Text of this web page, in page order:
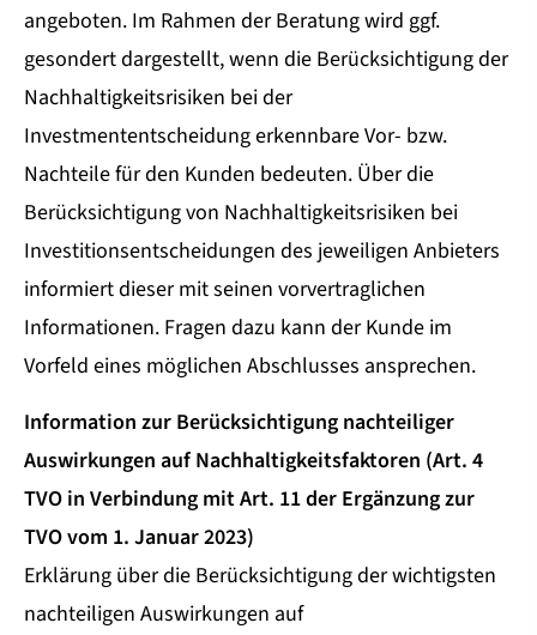
angeboten. Im Rahmen der Beratung wird ggf.
gesondert dargestellt, wenn die Berücksichtigung der
Nachhaltigkeitsrisiken bei der
Investmententscheidung erkennbare Vor- bzw.
Nachteile für den Kunden bedeuten. Über die
Berücksichtigung von Nachhaltigkeitsrisiken bei
Investitionsentscheidungen des jeweiligen Anbieters
informiert dieser mit seinen vorvertraglichen
Informationen. Fragen dazu kann der Kunde im
Vorfeld eines möglichen Abschlusses ansprechen.
Information zur Berücksichtigung nachteiliger
Auswirkungen auf Nachhaltigkeitsfaktoren (Art. 4
TVO in Verbindung mit Art. 11 der Ergänzung zur
TVO vom 1. Januar 2023)
Erklärung über die Berücksichtigung der wichtigsten
nachteiligen Auswirkungen auf